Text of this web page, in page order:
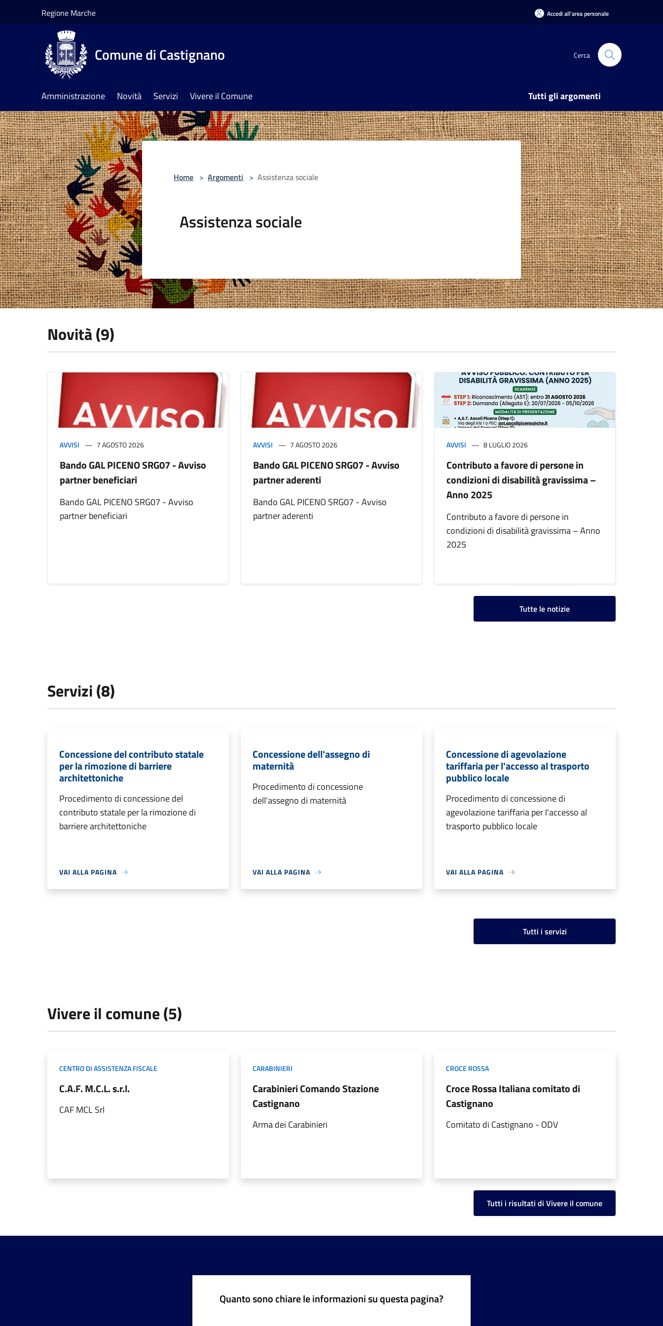
Regione Marche Accedi all'area personale
Comune di Castignano Cerca
Amministrazione Novità Servizi Vivere il Comune Tutti gli argomenti
Home > Argomenti > Assistenza sociale
Assistenza sociale
Novità (9)
AVVISI 7 AGOSTO 2026
Bando GAL PICENO SRG07 - Avviso
partner beneficiari
Bando GAL PICENO SRG07 - Avviso
partner beneficiari
AVVISI 7 AGOSTO 2026
Bando GAL PICENO SRG07 - Avviso
partner aderenti
Bando GAL PICENO SRG07 - Avviso
partner aderenti
AVVISI 8 LUGLIO 2026
Contributo a favore di persone in
condizioni di disabilità gravissima –
Anno 2025
Contributo a favore di persone in
condizioni di disabilità gravissima – Anno
2025
Tutte le notizie
Servizi (8)
Concessione del contributo statale
per la rimozione di barriere
architettoniche
Procedimento di concessione del
contributo statale per la rimozione di
barriere architettoniche
VAI ALLA PAGINA
Concessione dell'assegno di
maternità
Procedimento di concessione
dell'assegno di maternità
VAI ALLA PAGINA
Concessione di agevolazione
tariffaria per l'accesso al trasporto
pubblico locale
Procedimento di concessione di
agevolazione tariffaria per l'accesso al
trasporto pubblico locale
VAI ALLA PAGINA
Tutti i servizi
Vivere il comune (5)
CENTRO DI ASSISTENZA FISCALE
C.A.F. M.C.L. s.r.l.
CAF MCL Srl
CARABINIERI
Carabinieri Comando Stazione
Castignano
Arma dei Carabinieri
CROCE ROSSA
Croce Rossa Italiana comitato di
Castignano
Comitato di Castignano - ODV
Tutti i risultati di Vivere il comune
Quanto sono chiare le informazioni su questa pagina?